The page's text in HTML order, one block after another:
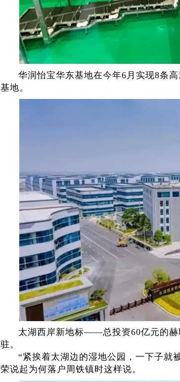
华润怡宝华东基地在今年6月实现8条
基地。
太湖西岸新地标——总投资60亿元的赫
驻。
“紧挨着太湖边的湿地公园，一下子就
荣说起为何落户周铁镇时这样说。